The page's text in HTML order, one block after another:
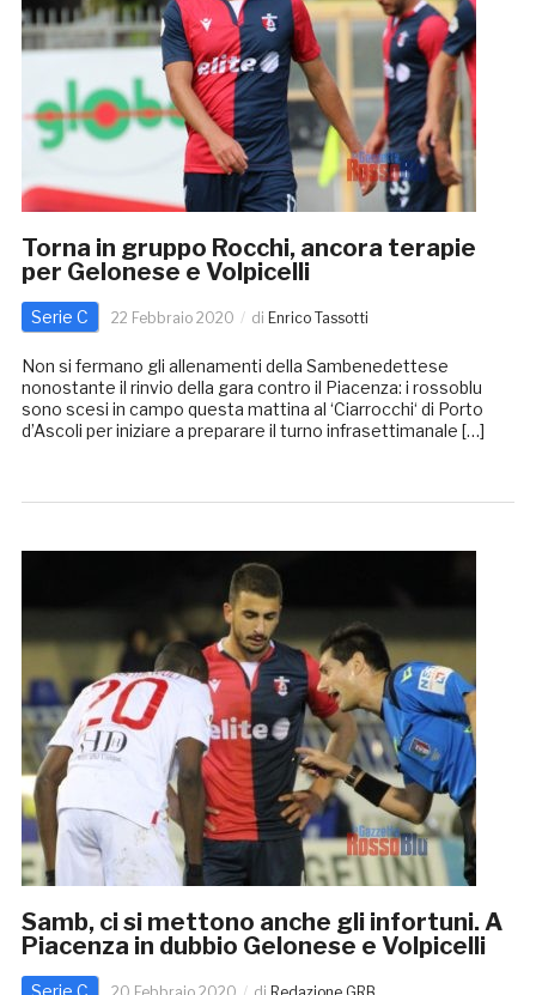
Torna in gruppo Rocchi, ancora terapie
per Gelonese e Volpicelli
Serie C 22 Febbraio 2020 di Enrico Tassotti
Non si fermano gli allenamenti della Sambenedettese
nonostante il rinvio della gara contro il Piacenza: i rossoblu
sono scesi in campo questa mattina al ‘Ciarrocchi‘ di Porto
d’Ascoli per iniziare a preparare il turno infrasettimanale […]
Samb, ci si mettono anche gli infortuni. A
Piacenza in dubbio Gelonese e Volpicelli